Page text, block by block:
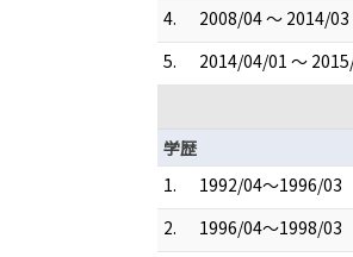
4.
2008/04 ～ 2014/03
5.
2014/04/01 ～
学歴
1.
1992/04～1996/03
2.
1996/04～1998/03